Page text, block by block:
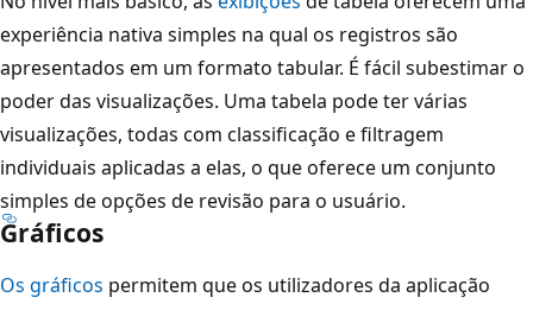
experiência nativa simples na qual os registros são
apresentados em um formato tabular. É fácil subestimar o
poder das visualizações. Uma tabela pode ter várias
visualizações, todas com classificação e filtragem
individuais aplicadas a elas, o que oferece um conjunto
simples de opções de revisão para o usuário.
Gráficos
Os gráficos permitem que os utilizadores da aplicação